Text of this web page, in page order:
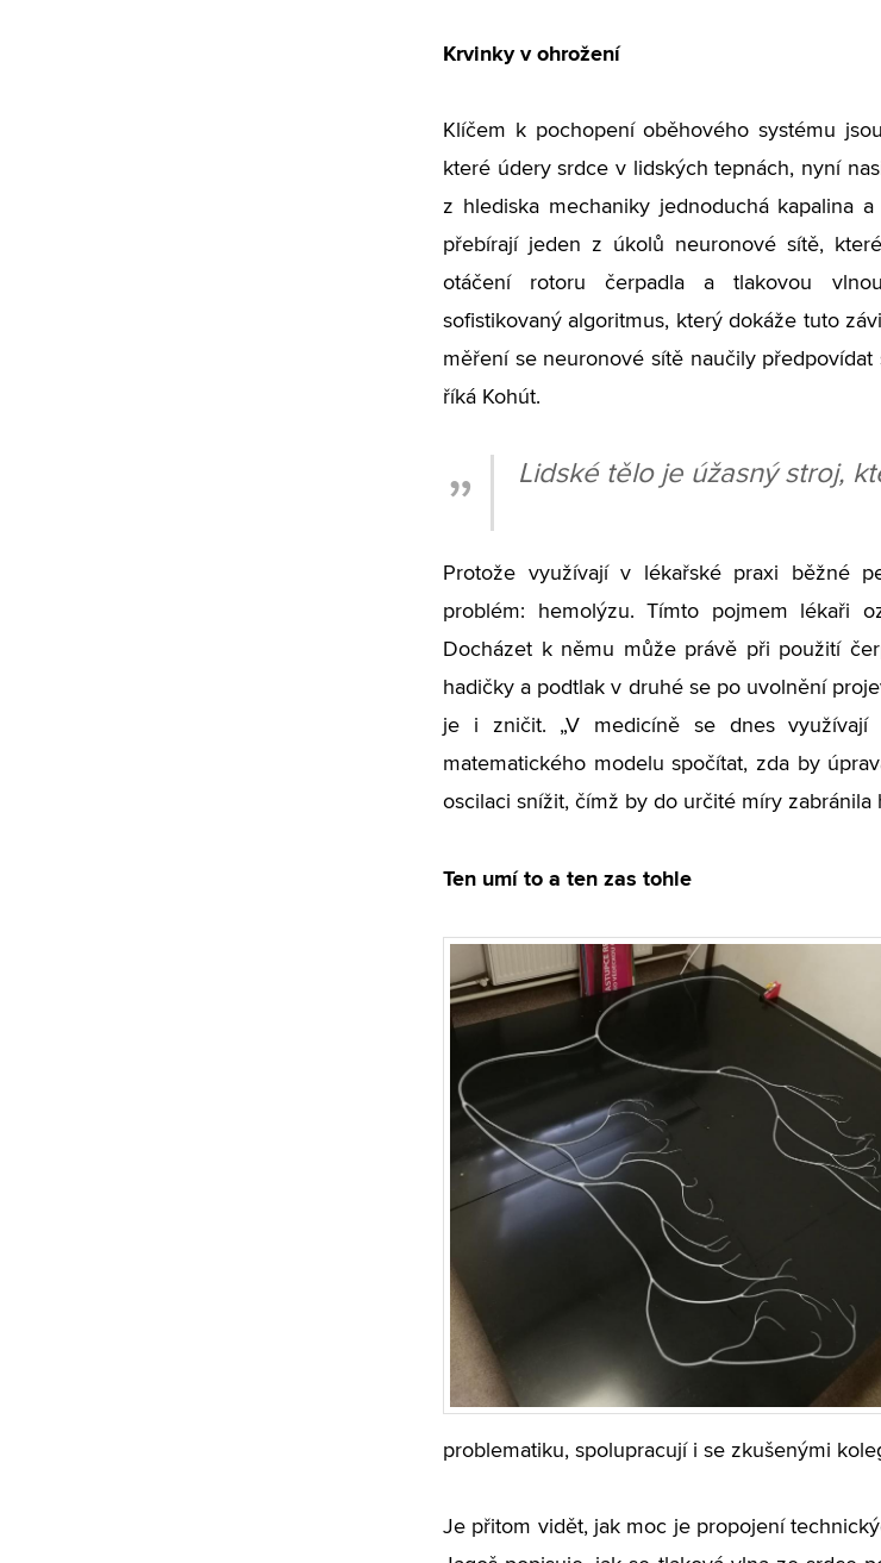
Krvinky v ohrožení
Klíčem k pochopení oběhového systému
které údery srdce v lidských tepnách, nyní
z hlediska mechaniky jednoduchá kapalina
přebírají jeden z úkolů neuronové sítě,
otáčení rotoru čerpadla a tlakovou vlnou
sofistikovaný algoritmus, který dokáže tuto
měření se neuronové sítě naučily
říká Kohút.
Lidské tělo je úžasný stroj,
Protože využívají v lékařské praxi běžné
problém: hemolýzu. Tímto pojmem lékaři
Docházet k němu může právě při použití
hadičky a podtlak v druhé se po uvolnění
je i zničit. „V medicíně se dnes využívají
matematického modelu spočítat, zda by
oscilaci snížit, čímž by do určité míry zabránila
Ten umí to a ten zas tohle
problematiku, spolupracují i se zkušenými
Je přitom vidět, jak moc je propojení